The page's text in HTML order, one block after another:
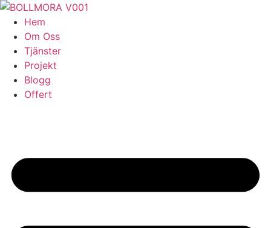
Skip
content
Hem
Om Oss
Tjänster
Projekt
Blogg
Offert